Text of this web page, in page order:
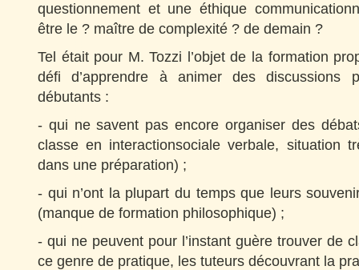
questionnement et une éthique
être le ? maître de complexité ? de demain ?
Tel était pour M. Tozzi l’objet de la formation
défi d’apprendre à animer des discussions
débutants :
- qui ne savent pas encore organiser des
classe en interactionsociale verbale, situation
dans une préparation) ;
- qui n’ont la plupart du temps que leurs
(manque de formation philosophique) ;
- qui ne peuvent pour l’instant guère trouver de
ce genre de pratique, les tuteurs découvrant la